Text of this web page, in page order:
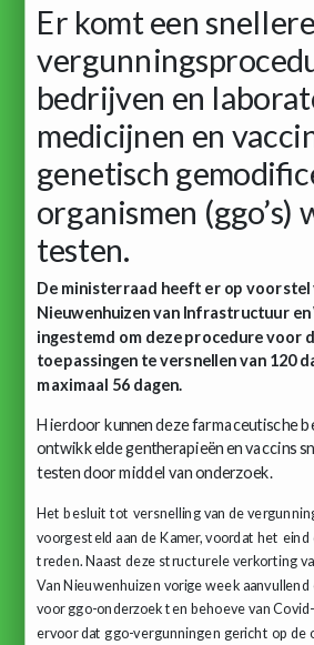
Er komt een snellere
bedrijven en
medicijnen en
genetisch
organismen (ggo’s)
testen.
De ministerraad heeft er op voorstel
Nieuwenhuizen van Infrastructuur
ingestemd om deze procedure voor
toepassingen te versnellen van 120
maximaal 56 dagen.
Hierdoor kunnen deze farmaceutische
ontwikkelde gentherapieën en vaccins
testen door middel van onderzoek.
Het besluit tot versnelling van de
voorgesteld aan de Kamer, voordat het eind
treden. Naast deze structurele verkorting
Van Nieuwenhuizen vorige week
voor ggo-onderzoek ten behoeve van
ervoor dat ggo-vergunningen gericht op de